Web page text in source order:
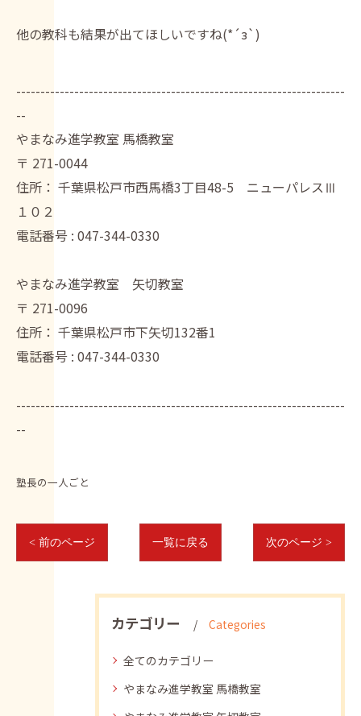
他の教科も結果が出てほしいですね(*´з`)
--------------------------------------------------------------------
--
やまなみ進学教室 馬橋教室
〒 271-0044
住所： 千葉県松戸市西馬橋3丁目48-5 ニューパレスⅢ
１０２
電話番号 : 047-344-0330
やまなみ進学教室 矢切教室
〒 271-0096
住所： 千葉県松戸市下矢切132番1
電話番号 : 047-344-0330
--------------------------------------------------------------------
--
塾長の一人ごと
< 前のページ 一覧に戻る 次のページ >
カテゴリー Categories
全てのカテゴリー
やまなみ進学教室 馬橋教室